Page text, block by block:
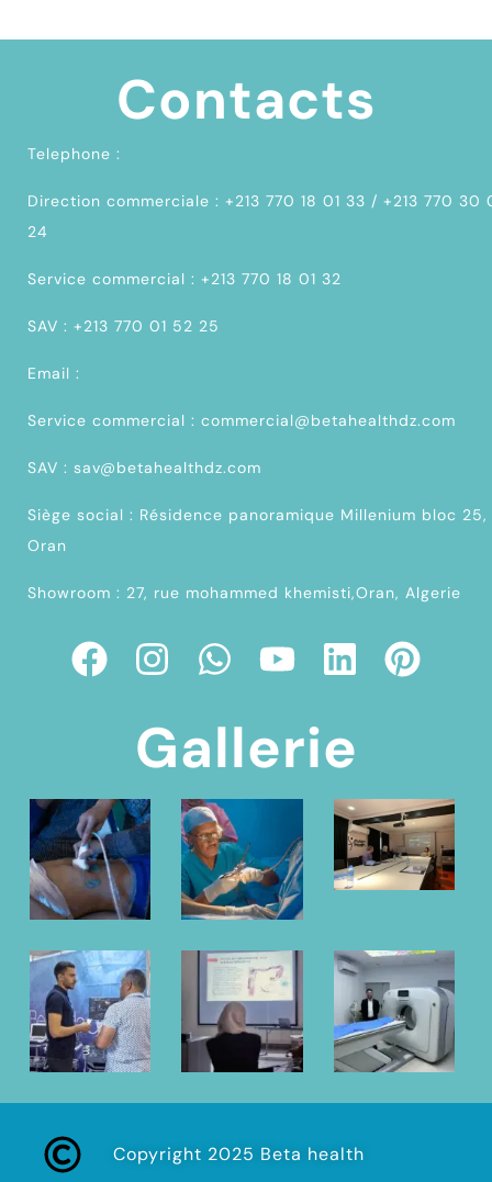
Contacts
Telephone :
Direction commerciale : +213 770 18 01 33 / +213 770 30
24
Service commercial : +213 770 18 01 32
SAV : +213 770 01 52 25
Email :
Service commercial : commercial@betahealthdz.com
SAV : sav@betahealthdz.com
Siège social : Résidence panoramique Millenium bloc 25,
Oran
Showroom : 27, rue mohammed khemisti,Oran, Algerie
Gallerie
Copyright 2025 Beta health